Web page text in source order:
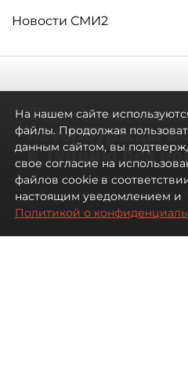
Новости СМИ2
петербуржцы
в Турцию без
Петербуржцы стали
Турции без покупки
На нашем сайте
файлы. Продолжая
данным сайтом, вы
свое согласие на
файлов cookie в
настоящим уведомлением и
Политикой о